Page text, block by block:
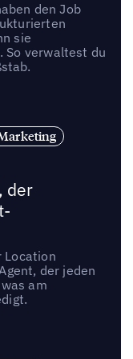
den Job
sie
So verwaltest du
der
Location
der jeden
am